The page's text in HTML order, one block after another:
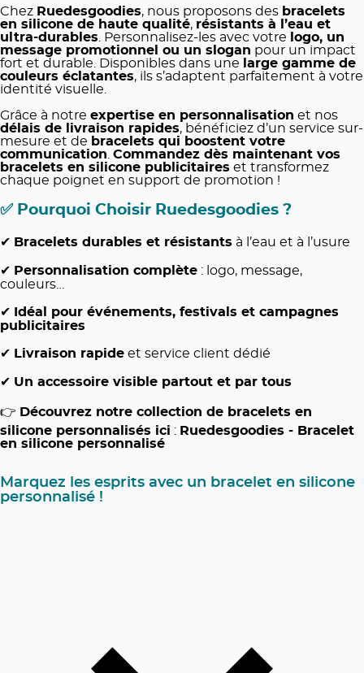
Chez Ruedesgoodies, nous proposons des bracelets
en silicone de haute qualité, résistants à l’eau et
ultra-durables . Personnalisez-les avec votre
logo, un
message promotionnel ou un slogan pour un impact
fort et durable. Disponibles dans une
large gamme de
couleurs éclatantes, ils s’adaptent parfaitement à votre
identité visuelle.
Grâce à notre expertise en personnalisation et nos
délais de livraison rapides, bénéficiez d’un service sur-
mesure et de bracelets qui boostent votre
communication Commandez dès maintenant vos
bracelets en silicone publicitaires et transformez
chaque poignet en support de promotion !
✅ Pourquoi Choisir Ruedesgoodies ?
✔ Bracelets durables et résistants à l’eau et à l’usure
✔ Personnalisation complète : logo, message,
couleurs…
✔
Idéal pour événements, festivals et campagnes
publicitaires
✔ Livraison rapide et service client dédié
✔ Un accessoire visible partout et par tous
👉 Découvrez notre collection de bracelets en
silicone personnalisés ici : Ruedesgoodies - Bracelet
en silicone personnalisé
Marquez les esprits avec un bracelet en silicone
personnalisé !